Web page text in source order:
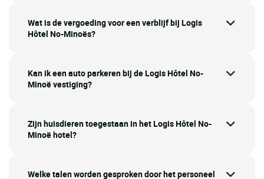
Wat is de vergoeding voor een verblijf bij Logis
Hôtel No-Minoës?
Kan ik een auto parkeren bij de Logis Hôtel No-
Minoë vestiging?
Zijn huisdieren toegestaan in het Logis Hôtel No-
Minoë hotel?
Welke talen worden gesproken door het personeel